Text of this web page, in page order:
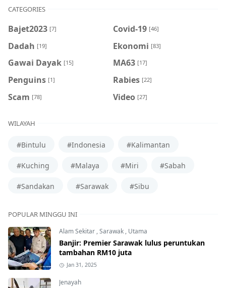
CATEGORIES
Bajet2023 [7] Covid-19 [46]
Dadah [19] Ekonomi [83]
Gawai Dayak [15] MA63 [17]
Penguins [1] Rabies [22]
Scam [78] Video [27]
WILAYAH
#Bintulu #Indonesia #Kalimantan
#Kuching #Malaya #Miri #Sabah
#Sandakan #Sarawak #Sibu
POPULAR MINGGU INI
Alam Sekitar,Sarawak, Utama
Banjir: Premier Sarawak lulus peruntukan
tambahan RM10 juta
Jan 31, 2025
Jenayah